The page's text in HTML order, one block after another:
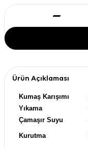
Ürün Açıklaması
Kumaş Karışımı
Yıkama
Çamaşır Suyu
Kurutma